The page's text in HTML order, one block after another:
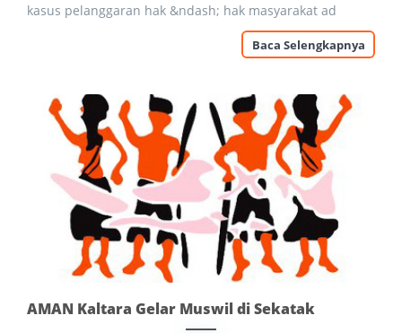
kasus pelanggaran hak &ndash; hak masyarakat ad
Baca Selengkapnya
AMAN Kaltara Gelar Muswil di Sekatak